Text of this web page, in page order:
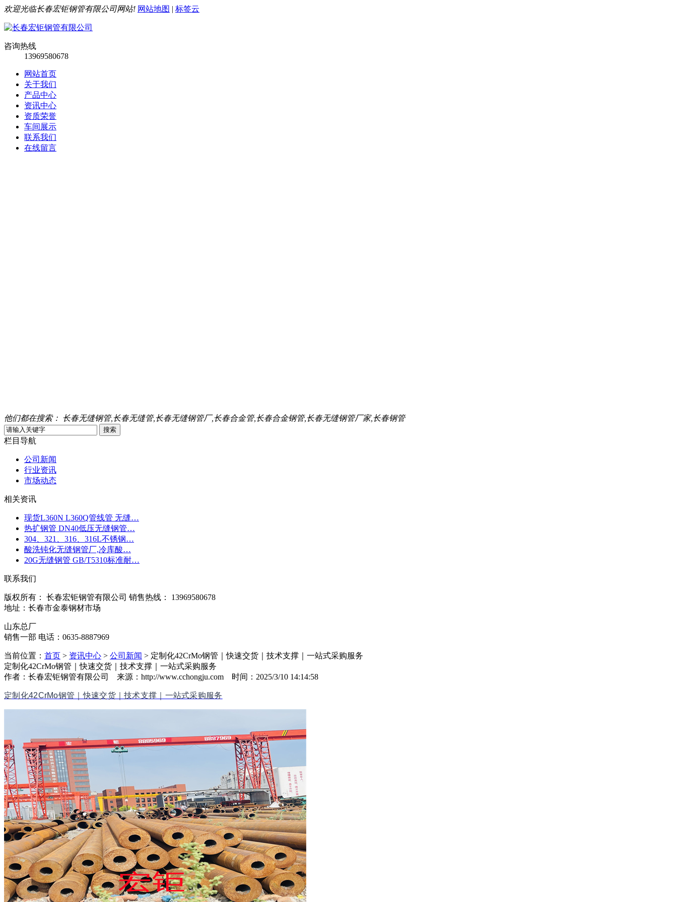
欢迎光临长春宏钜钢管有限公司网站! 网站地图 | 标签云
咨询热线
13969580678
网站首页
关于我们
产品中心
资讯中心
资质荣誉
车间展示
联系我们
在线留言
他们都在搜索： 长春无缝钢管,长春无缝管,长春无缝钢管厂,长春合金管,长春合金钢管,长春无缝钢管厂家,长春钢管
栏目导航
公司新闻
行业资讯
市场动态
相关资讯
现货L360N L360Q管线管 无缝…
热扩钢管 DN40低压无缝钢管…
304、321、316、316L不锈钢…
酸洗钝化无缝钢管厂,冷库酸…
20G无缝钢管 GB/T5310标准耐…
联系我们
版权所有： 长春宏钜钢管有限公司 销售热线： 13969580678
地址：长春市金泰钢材市场
山东总厂
销售一部 电话：0635-8887969
当前位置： 首页 > 资讯中心 > 公司新闻 > 定制化42CrMo钢管｜快速交货｜技术支撑｜一站式采购服务
定制化42CrMo钢管｜快速交货｜技术支撑｜一站式采购服务
作者：长春宏钜钢管有限公司 来源：http://www.cchongju.com 时间：2025/3/10 14:14:58
定制化42CrMo钢管｜快速交货｜技术支撑｜一站式采购服务